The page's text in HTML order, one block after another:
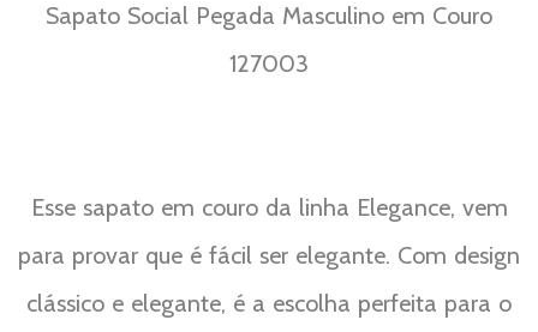
Sapato Social Pegada Masculino em Couro
127003
Esse sapato em couro da linha Elegance, vem
para provar que é fácil ser elegante. Com design
clássico e elegante, é a escolha perfeita para o